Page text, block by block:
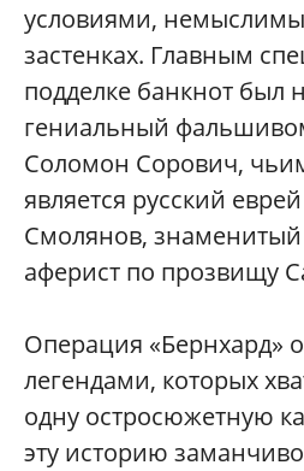
условиями,
застенках. Главным
подделке банкнот был
гениальный
Соломон Сорович,
является русский
Смолянов,
аферист по прозвищу
Операция «Бернхард»
легендами, которых
одну остросюжетную
эту историю заманчиво